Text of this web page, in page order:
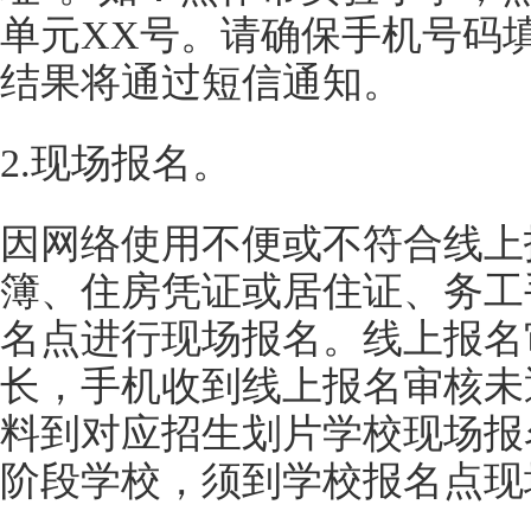
单元XX号。请确保手机号码
结果将通过短信通知。
2.现场报名。
因网络使用不便或不符合线
簿、住房凭证或居住证、务
名点进行现场报名。线上报
长，手机收到线上报名审核
料到对应招生划片学校现场
阶段学校，须到学校报名点